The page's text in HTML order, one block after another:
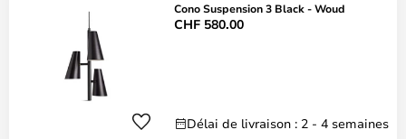
Cono Suspension 3 Black - Woud
CHF 580.00
Délai de livraison : 2 - 4 semaines